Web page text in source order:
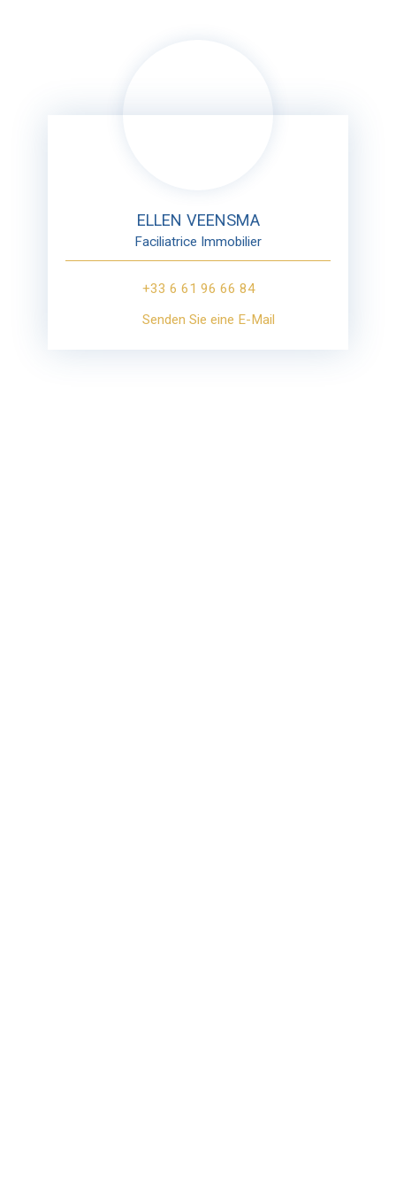
ELLEN VEENSMA
Faciliatrice Immobilier
+33 6 61 96 66 84
Senden Sie eine E-Mail